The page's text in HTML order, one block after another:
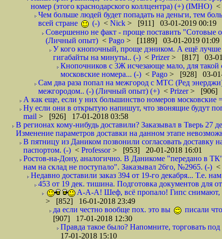
номер (этого краснодарского коллцентра) (+) (IMHO) <
Чем больше людей будет попадать на деньги, тем
всей стране
(-) < Nick > [911] 03-01-2019 00:19
Совершенно не факт - проще поставить "Сотовые
(Личный опыт) < Pago > [1189] 03-01-2019 01:09
У кого кнопочный, проще дэником. А ещё лучше
гигабайты на минуты.. (-) < Prizer> [817] 03-
Кнопочников с 3Ж исчезающе мало, для такой
московские номера... (-) < Pago > [928] 03-01-
Сам два раза попал на межгород с МТС (Ред
межгородом.. (-) (Личный опыт) (+) < Prizer> [906]
А как еще, если у них большинство номеров московские
Ну если они в открытую напишут, что звонящие будут
mail > [926] 17-01-2018 03:58
В регионах кому-нибудь доставили? Заказывал в Тверь 27
Изменение параметров доставки на данном этапе
В пятницу из Даником позвонили согласовать доставку
паспортом. (-) < Professor> [953] 20-01-2018 16:01
Ростов-на-Дону, аналогично. В Даникоме "передано в
нам на склад не поступало". Заказывал 26го, №2965. (-) <
Недавно доставили заказ 394 от 19-го декабря... Т.е.
453 от 19 дек. тишина. Подготовка документов для
А-А-А! Шеф, всё пропало! Гипс снимают,
> [852] 16-01-2018 23:49
да если честно вообще пох. это вы
писали
[907] 17-01-2018 12:30
Правда такое было? Напомните, торговать
17-01-2018 15:10